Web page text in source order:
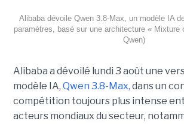
Alibaba dévoile Qwen 3.8-Max, un modèle IA
paramètres, basé sur une architecture « Mixture
Qwen)
Alibaba a dévoilé lundi 3 août une
modèle IA, Qwen 3.8-Max, dans un
compétition toujours plus intense
acteurs mondiaux du secteur,